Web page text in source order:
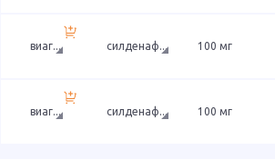
виаг... силденаф... 100 мг
виаг... силденаф... 100 мг